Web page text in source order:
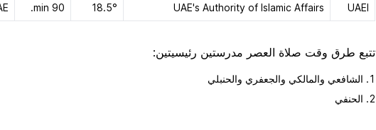
UAEI
UAE's Authority of Islamic Affairs
18.5°
90 min.
تتبع طرق وقت صلاة العصر مدرستين رئيسيتين:
الشافعي والمالكي والجعفري والحنبلي
الحنفي